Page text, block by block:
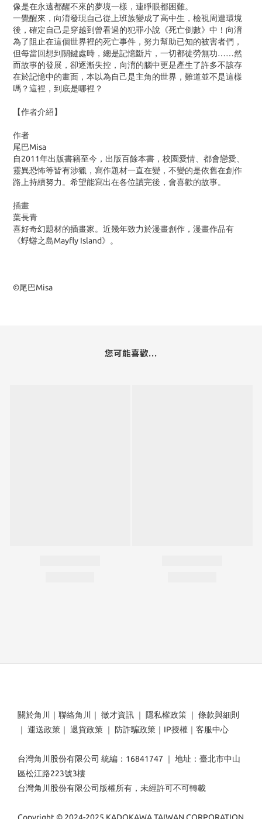
像是在永遠都醒不來的夢境一樣，連睜眼都困難。
一覺醒來，向淯發現自己從上班族變成了高中生，檢視周遭環境
後，確定自己是穿越到曾看過的犯罪小說《死亡倒數》中！向淯
為了阻止在這個世界裡的死亡事件，努力幫助已知的被害者們，
但每當回想到關鍵處時，總是記憶斷片，一切都徒勞無功……然
而故事的發展，卻逐漸失控，向淯的腦中更是產生了許多不該存
在於記憶中的畫面，本以為自己是主角的世界，難道並不是這樣
嗎？這裡，到底是哪裡？
【作者介紹】
作者
尾巴Misa
自2011年出版書籍至今，出版百餘本書，校園愛情、都會戀愛、
靈異恐怖等皆有涉獵，寫作題材一直在變，不變的是依舊在創作
路上持續努力。希望能寫出在各位讀完後，會喜歡的故事。
插畫
葉長青
喜好奇幻題材的插畫家。近幾年致力於漫畫創作，漫畫作品有
《蜉蝣之島Mayfly Island》。
©尾巴Misa
您可能喜歡...
關於角川 ｜ 聯絡角川 ｜ 徵才資訊 ｜ 隱私權政策 ｜ 條款與細則
｜ 運送政策 ｜ 退貨政策 ｜ 防詐騙政策 ｜ IP授權 ｜ 客服中心
台灣角川股份有限公司 統編：16841747 ｜ 地址：臺北市中山
區松江路223號3樓
台灣角川股份有限公司版權所有，未經許可不可轉載